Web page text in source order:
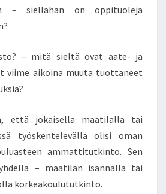
– siellähän on oppituoleja
– mitä sieltä ovat aate- ja
viime aikoina muuta tuottaneet
että jokaisella maatilalla tai
työskentelevällä olisi oman
ammattitutkinto. Sen
– maatilan isännällä tai
korkeakoulututkinto.